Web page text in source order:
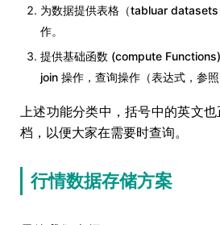
为数据提供表格（tabluar
作。
提供基础函数 (compute
join 操作，查询操作（表达式，参
上述功能分类中，括号中的英文
档，以便大家在需要时查询。
行情数据存储方案